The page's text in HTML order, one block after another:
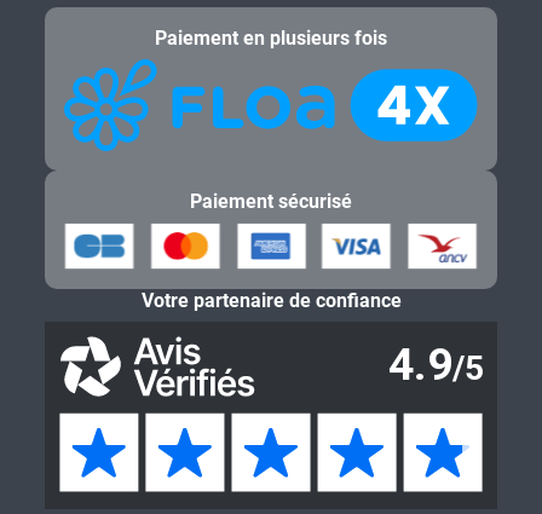
Paiement en plusieurs fois
Paiement sécurisé
Votre partenaire de confiance